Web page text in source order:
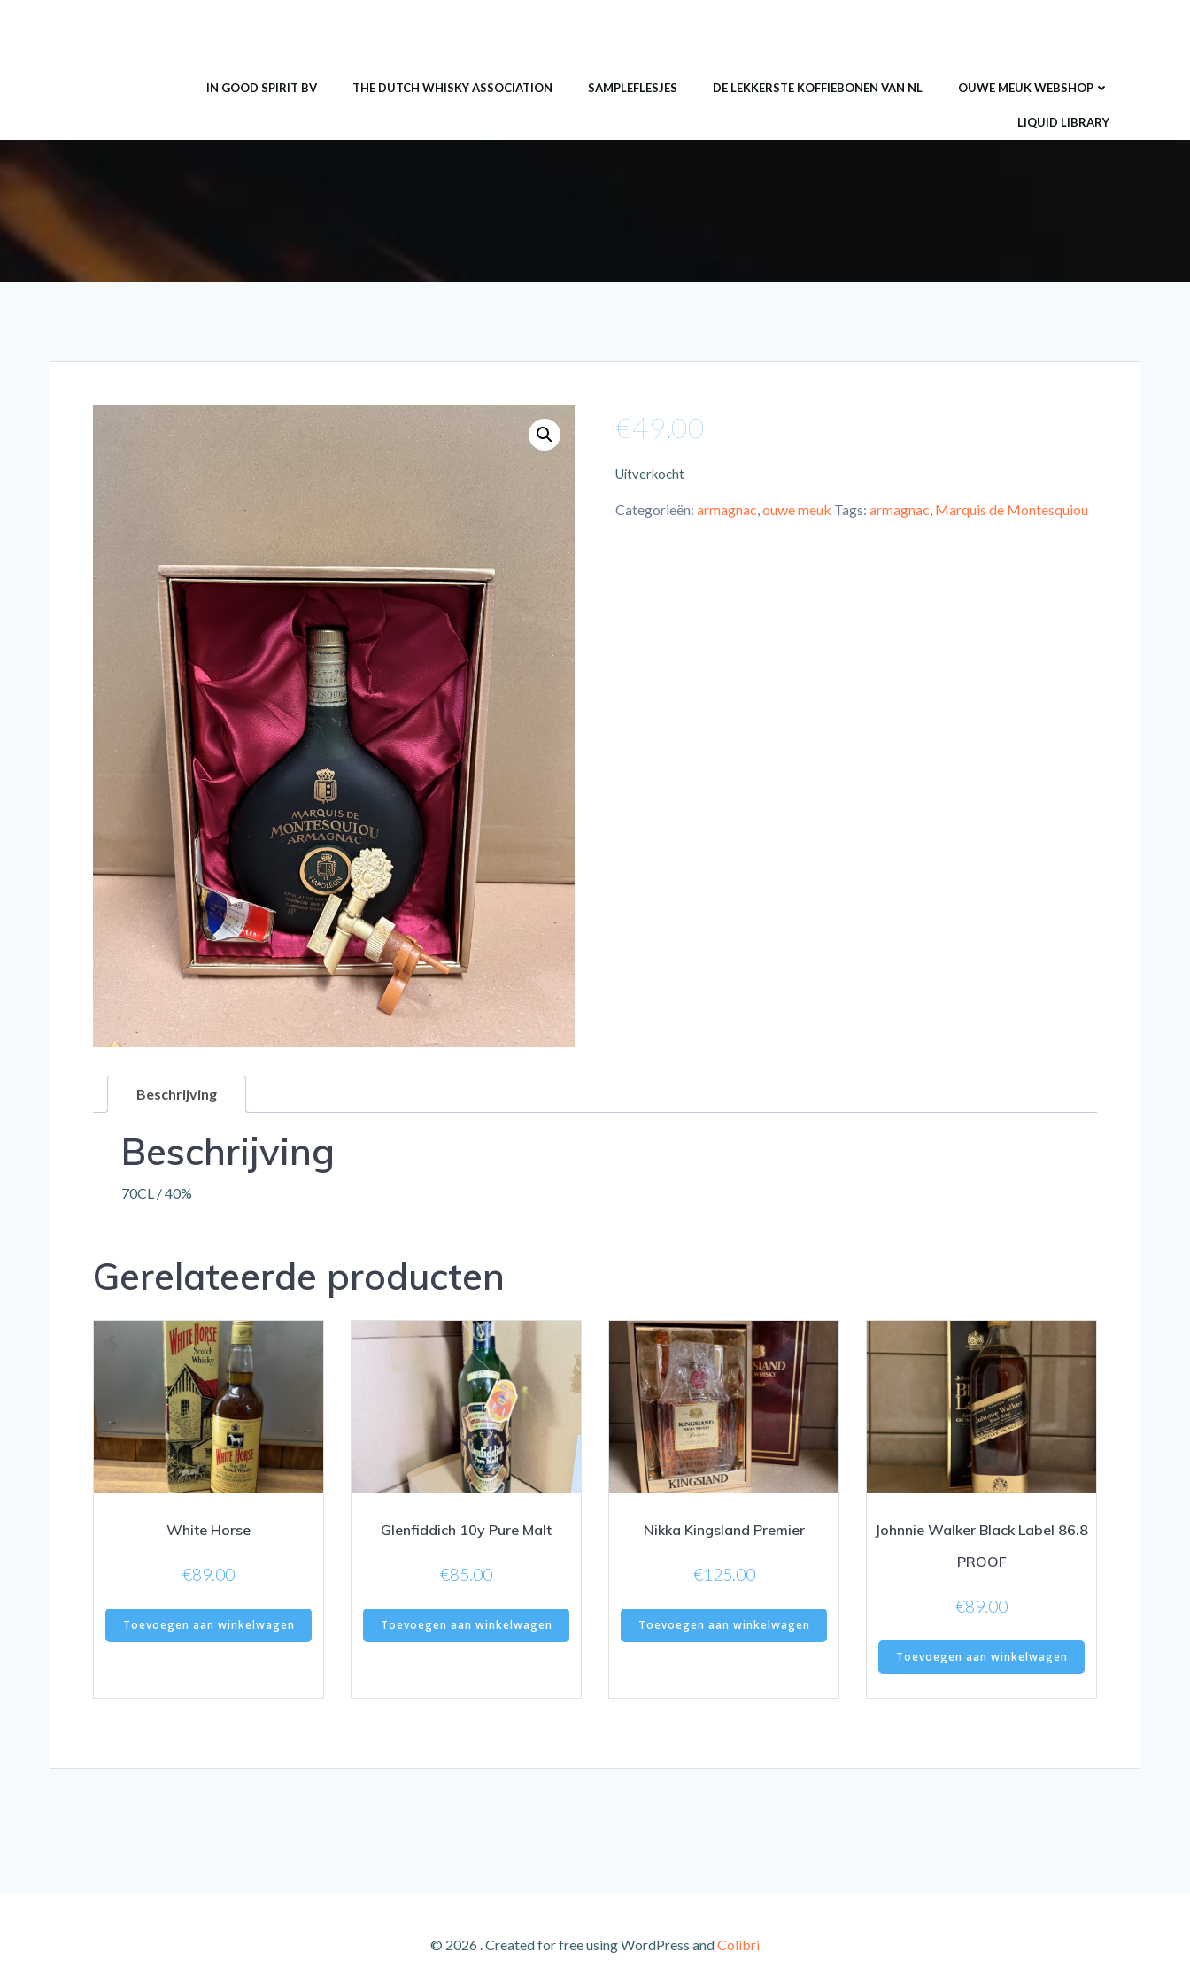
IN GOOD SPIRIT BV THE DUTCH WHISKY ASSOCIATION SAMPLEFLESJES DE LEKKERSTE KOFFIEBONEN VAN NL OUWE MEUK WEBSHOP
LIQUID LIBRARY
€49.00
Uitverkocht
Categorieën: armagnac,ouwe meuk Tags: armagnac, Marquis de Montesquiou
Beschrijving
Beschrijving
70CL / 40%
Gerelateerde producten
White Horse
€89.00
Toevoegen aan winkelwagen
Glenfiddich 10y Pure Malt
€85.00
Toevoegen aan winkelwagen
Nikka Kingsland Premier
€125.00
Toevoegen aan winkelwagen
Johnnie Walker Black Label 86.8
PROOF
€89.00
Toevoegen aan winkelwagen
© 2026 . Created for free using WordPress andColibri